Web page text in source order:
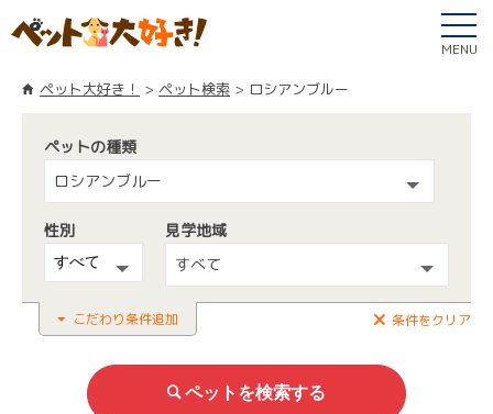
MENU
ペット大好き！ ペット検索 ロシアンブルー
ペットの種類
ロシアンブルー
性別
見学地域
すべて
こだわり条件追加 条件をクリア